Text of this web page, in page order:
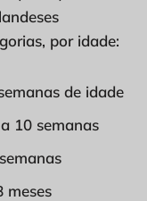
por idade:
de idade
10 semanas
meses